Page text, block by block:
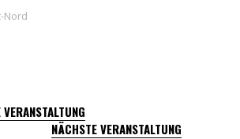
Nord
NÄCHSTE VERANSTALTUNG